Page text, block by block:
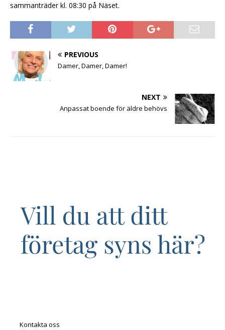
sammanträder kl. 08:30 på Näset.
PREVIOUS
Damer, Damer, Damer!
NEXT
Anpassat boende för äldre behövs
Kontakta oss